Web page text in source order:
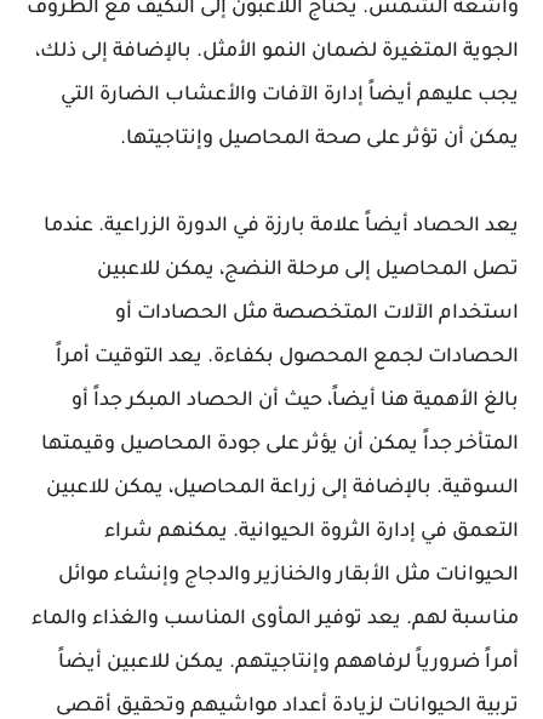
وأشعة الشمس. يحتاج اللاعبون إلى التكيف مع الظروف
الجوية المتغيرة لضمان النمو الأمثل. بالإضافة إلى ذلك،
يجب عليهم أيضاً إدارة الآفات والأعشاب الضارة التي
يمكن أن تؤثر على صحة المحاصيل وإنتاجيتها.
يعد الحصاد أيضاً علامة بارزة في الدورة الزراعية. عندما
تصل المحاصيل إلى مرحلة النضج، يمكن للاعبين
استخدام الآلات المتخصصة مثل الحصادات أو
الحصادات لجمع المحصول بكفاءة. يعد التوقيت أمراً
بالغ الأهمية هنا أيضاً، حيث أن الحصاد المبكر جداً أو
المتأخر جداً يمكن أن يؤثر على جودة المحاصيل وقيمتها
السوقية. بالإضافة إلى زراعة المحاصيل، يمكن للاعبين
التعمق في إدارة الثروة الحيوانية. يمكنهم شراء
الحيوانات مثل الأبقار والخنازير والدجاج وإنشاء موائل
مناسبة لهم. يعد توفير المأوى المناسب والغذاء والماء
أمراً ضرورياً لرفاههم وإنتاجيتهم. يمكن للاعبين أيضاً
تربية الحيوانات لزيادة أعداد مواشيهم وتحقيق أقصى